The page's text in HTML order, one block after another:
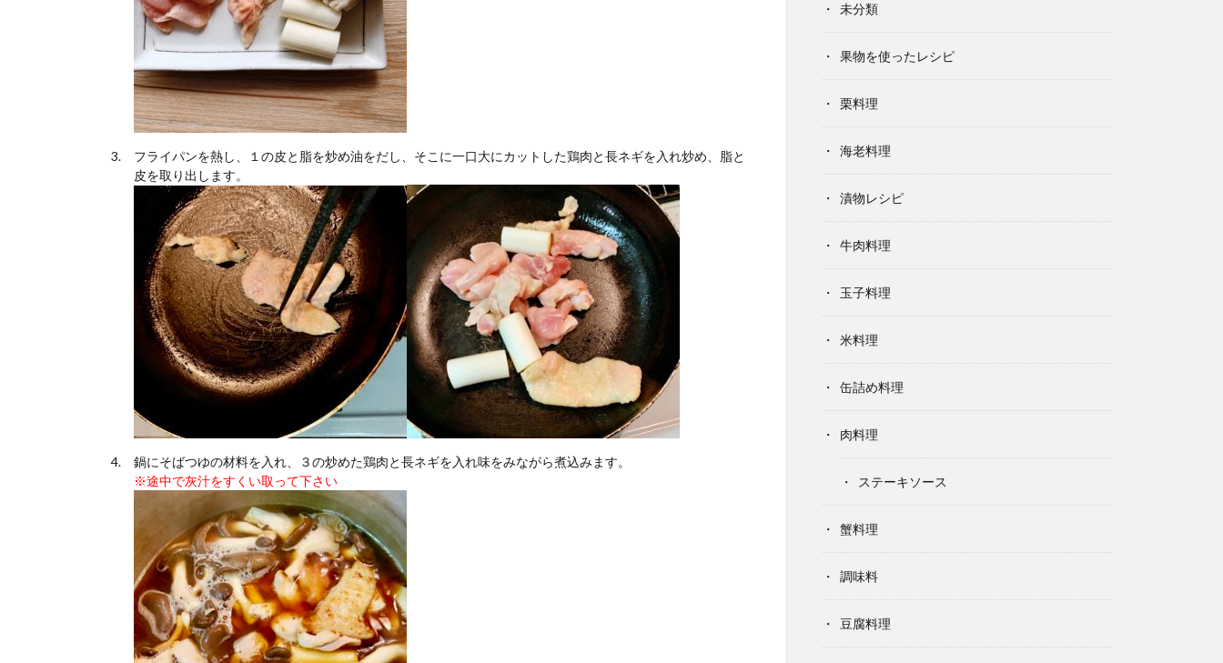
フライパンを熱し、１の皮と脂を炒め油をだし、そこに一口大にカットした鶏肉と長ネギを入れ炒め、脂と
皮を取り出します。
鍋にそばつゆの材料を入れ、３の炒めた鶏肉と長ネギを入れ味をみながら煮込みます。
※途中で灰汁をすくい取って下さい
未分類
果物を使ったレシピ
栗料理
海老料理
漬物レシピ
牛肉料理
玉子料理
米料理
缶詰め料理
肉料理
ステーキソース
蟹料理
調味料
豆腐料理